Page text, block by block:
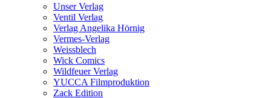
Unser Verlag
Ventil Verlag
Verlag Angelika Hörnig
Vermes-Verlag
Weissblech
Wick Comics
Wildfeuer Verlag
YUCCA Filmproduktion
Zack Edition